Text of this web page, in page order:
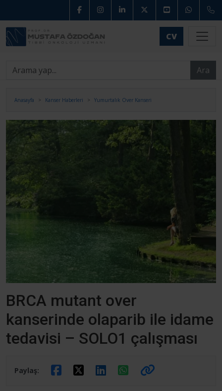
CV
Ara
Anasayfa Kanser Haberleri Yumurtalık Over Kanseri
BRCA mutant over
kanserinde olaparib ile idame
tedavisi – SOLO1 çalışması
Paylaş: